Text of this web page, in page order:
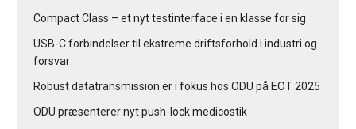
Compact Class – et nyt testinterface i en klasse for sig
USB-C forbindelser til ekstreme driftsforhold i industri og
forsvar
Robust datatransmission er i fokus hos ODU på EOT 2025
ODU præsenterer nyt push-lock medicostik